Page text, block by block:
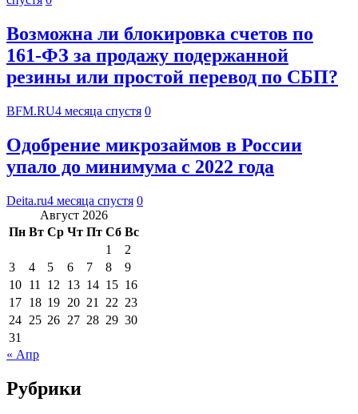
Возможна ли блокировка счетов по
161-ФЗ за продажу подержанной
резины или простой перевод по СБП?
BFM.RU4 месяца спустя 0
Одобрение микрозаймов в России
упало до минимума с 2022 года
Deita.ru4 месяца спустя 0
Август 2026
Пн Вт Ср Чт Пт Сб Вс
1
2
3
4 5 6 7 8
9
10 11 12 13 14 15 16
17 18 19 20 21 22 23
24 25 26 27 28 29 30
31
« Апр
Рубрики